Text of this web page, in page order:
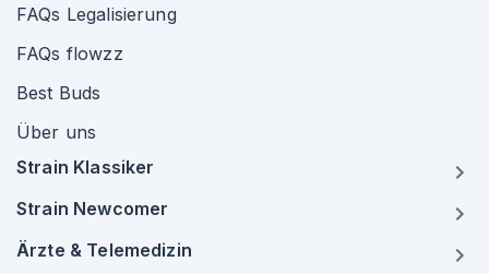
FAQs Legalisierung
FAQs flowzz
Best Buds
Über uns
Strain Klassiker
Strain Newcomer
Ärzte & Telemedizin